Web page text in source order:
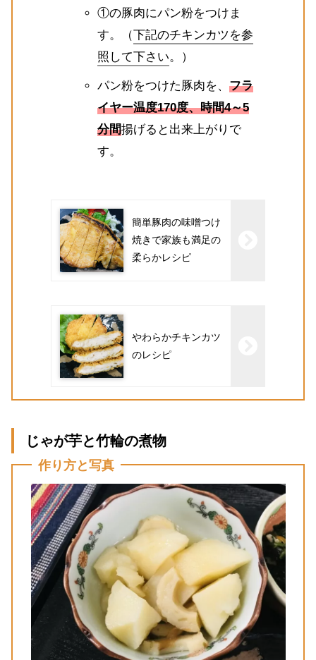
①の豚肉にパン粉をつけま
す。（下記のチキンカツを参
照して下さい。）
パン粉をつけた豚肉を、 フラ
イヤー温度170度、時間4～5
分間揚げると出来上がりで
す。
簡単豚肉の味噌つけ
焼きで家族も満足の
柔らかレシピ
やわらかチキンカツ
のレシピ
じゃが芋と竹輪の煮物
作り方と写真